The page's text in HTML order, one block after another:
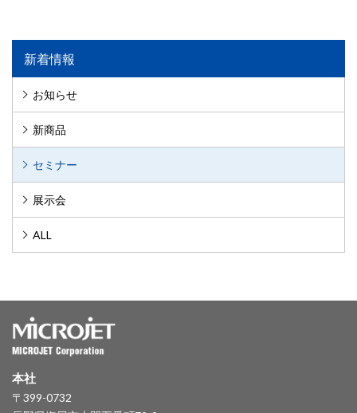
新着情報
お知らせ
新商品
セミナー
展示会
ALL
本社
〒399-0732